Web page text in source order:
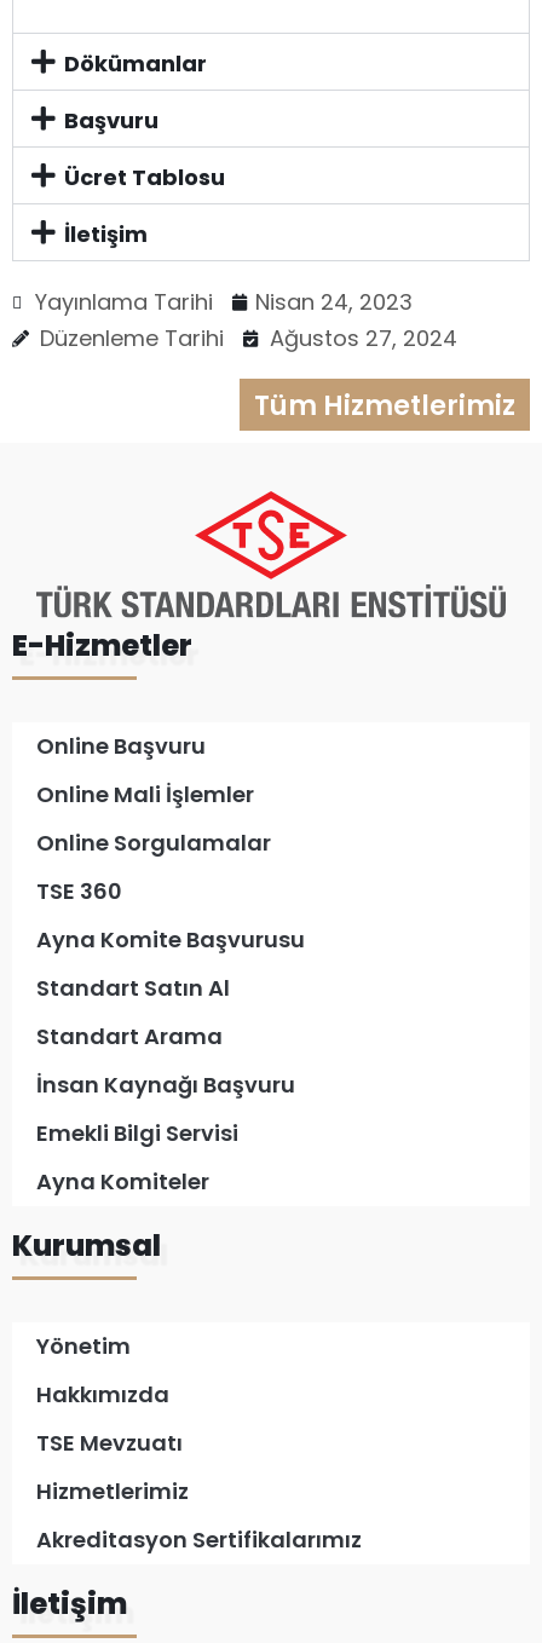
Dökümanlar
Başvuru
Ücret Tablosu
İletişim
Yayınlama Tarihi
Nisan 24, 2023
Düzenleme Tarihi
Ağustos 27, 2024
Tüm Hizmetlerimiz
E-Hizmetler
Online Başvuru
Online Mali İşlemler
Online Sorgulamalar
TSE 360
Ayna Komite Başvurusu
Standart Satın Al
Standart Arama
İnsan Kaynağı Başvuru
Emekli Bilgi Servisi
Ayna Komiteler
Kurumsal
Yönetim
Hakkımızda
TSE Mevzuatı
Hizmetlerimiz
Akreditasyon Sertifikalarımız
İletişim